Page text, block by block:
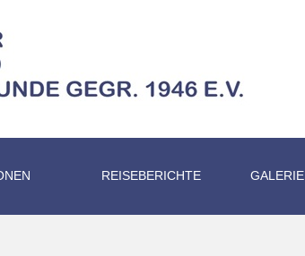
REISEBERICHTE GALERIE